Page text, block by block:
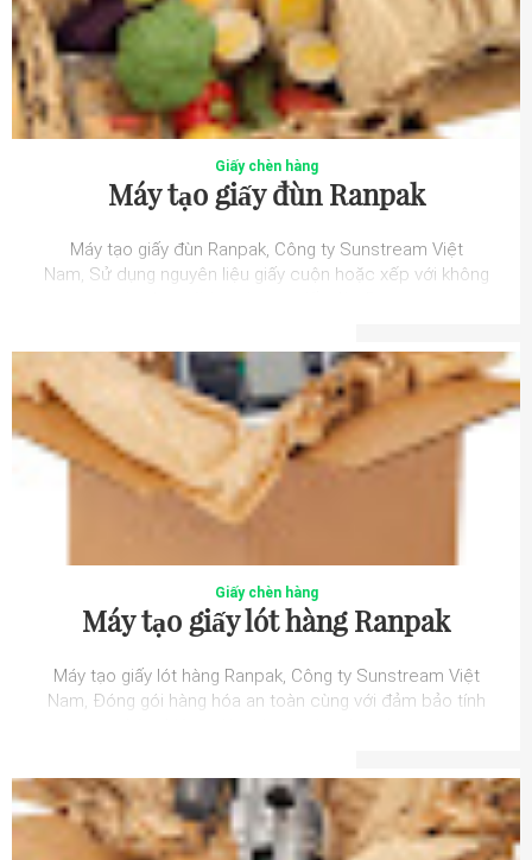
Giấy chèn hàng
Máy tạo giấy đùn Ranpak
Máy tạo giấy đùn Ranpak, Công ty Sunstream Việt
Nam, Sử dụng nguyên liệu giấy cuộn hoặc xếp với không
Giấy chèn hàng
Máy tạo giấy lót hàng Ranpak
Máy tạo giấy lót hàng Ranpak, Công ty Sunstream Việt
Nam, Đóng gói hàng hóa an toàn cùng với đảm bảo tính